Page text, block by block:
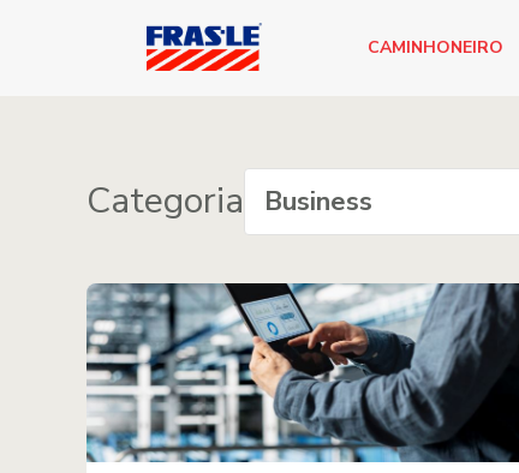
CAMINHONEIRO
Categoria